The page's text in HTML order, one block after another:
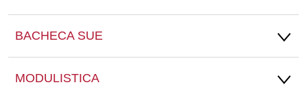
BACHECA SUE
MODULISTICA